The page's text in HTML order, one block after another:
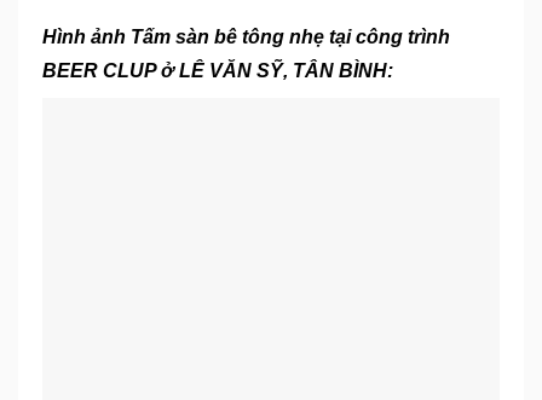
Hình ảnh Tấm sàn bê tông nhẹ tại công trình
BEER CLUP ở LÊ VĂN SỸ, TÂN BÌNH: